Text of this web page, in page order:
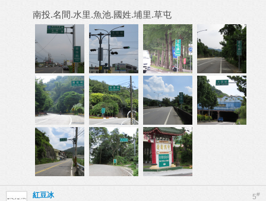
南投.名間.水里.魚池.國姓.埔里.草屯
5#
紅豆冰